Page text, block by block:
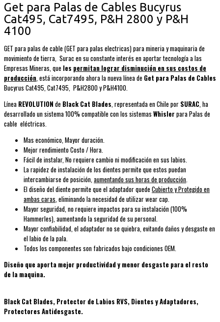
Get para Palas de Cables Bucyrus
Cat495, Cat7495, P&H 2800 y P&H
4100
GET para palas de cable (GET para palas electricas) para mineria y maquinaria de
movimiento de tierra, Surac en su constante interés en aportar tecnología a las
Empresas Mineras, que les permitan lograr disminución en sus costos de
producción, está incorporando ahora la nueva línea de Get para Palas de Cables
Bucyrus Cat495, Cat7495, P&H2800 y P&H4100.
Línea REVOLUTION de Black Cat Blades, representada en Chile por SURAC, ha
desarrollado un sistema 100% compatible con los sistemas Whisler para Palas de
cable eléctricas.
Mas económico, Mayor duración.
Mejor rendimiento Costo / Hora.
Fácil de instalar, No requiere cambio ni modificación en sus labios.
La rapidez de instalación de los dientes permite que estos puedan
intercambiarse de posición,aumentando sus horas de producción.
El diseño del diente permite que el adaptador quede Cubierto y Protegido en
ambas caras, eliminando la necesidad de utilizar wear cap.
Mayor seguridad, no requiere impactos para su instalación (100%
Hammerles), aumentando la seguridad de su personal.
Mayor confiabilidad, el adaptador no se quiebra, evitando daños y desgaste en
el labio de la pala.
Todos los componentes son fabricados bajo condiciones OEM.
Diseño que aporta mejor productividad y menor desgaste para el resto
de la maquina.
Black Cat Blades, Protector de Labios RVS, Dientes y Adaptadores,
Protectores Antidesgaste.